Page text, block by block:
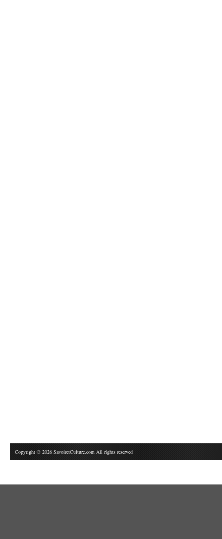
Copyright © 2026 SavoiretCulture.com All rights reserved